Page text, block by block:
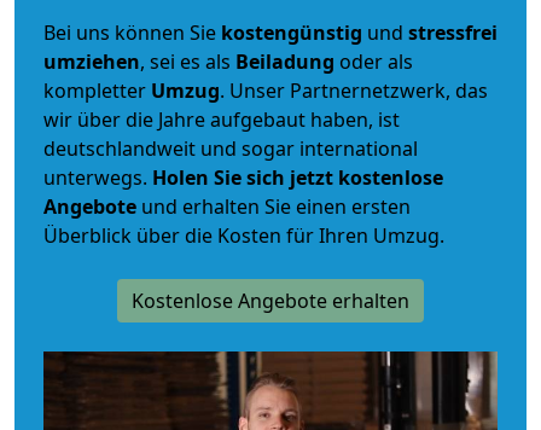
Bei uns können Sie kostengünstig und stressfrei
umziehen, sei es als Beiladung oder als
kompletter Umzug. Unser Partnernetzwerk, das
wir über die Jahre aufgebaut haben, ist
deutschlandweit und sogar international
unterwegs. Holen Sie sich jetzt kostenlose
Angebote und erhalten Sie einen ersten
Überblick über die Kosten für Ihren Umzug.
Kostenlose Angebote erhalten